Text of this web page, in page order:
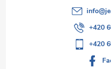
info@
+420
+420